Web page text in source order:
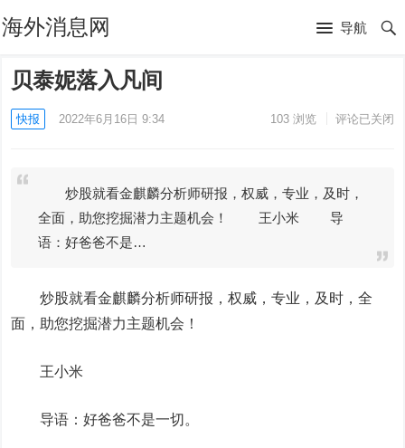
海外消息网 导航
贝泰妮落入凡间
快报 2022年6月16日 9:34 103浏览 评论已关闭
炒股就看金麒麟分析师研报，权威，专业，及时，
全面，助您挖掘潜力主题机会！ 王小米 导
语：好爸爸不是…
炒股就看金麒麟分析师研报，权威，专业，及时，全
面，助您挖掘潜力主题机会！
王小米
导语：好爸爸不是一切。